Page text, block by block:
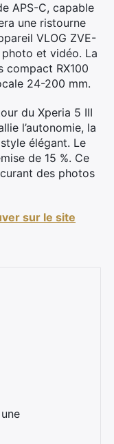
APS-C, capable
une ristourne
VLOG ZVE-
et vidéo. La
compact RX100
24-200 mm.
du Xperia 5 III
l’autonomie, la
élégant. Le
de 15 %. Ce
des photos
sur le site